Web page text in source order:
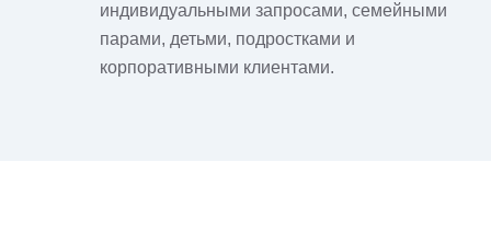
индивидуальными запросами, семейными
парами, детьми, подростками и
корпоративными клиентами.